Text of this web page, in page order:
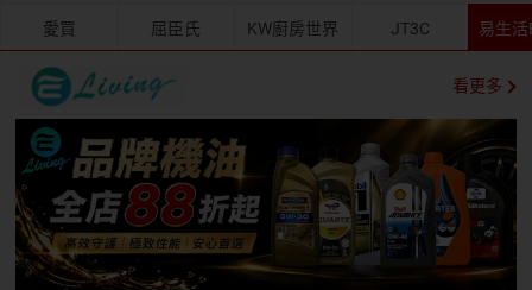
愛買 屈臣氏 KW廚房世界 JT3C 易生
看更多